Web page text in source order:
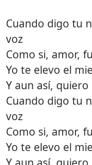
Cuando digo tu
voz
Como si, amor,
Yo te elevo el
Y aun así,
Cuando digo tu
voz
Como si, amor,
Yo te elevo el
Y aun así,